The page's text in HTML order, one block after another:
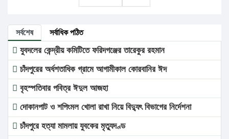
সর্বশেষ সর্বাধিক পঠিত
যুবদলের কেন্দ্রীয় কমিটিতে ফরিদগঞ্জের তারেকুর রহমান
চাঁদপুরের অর্ধশতাধিক গ্রামে আগামীকাল কোরবানির ঈদ
বৃহস্পতিবার পবিত্র ঈদুল আজহা
দোকানপাট ও শপিংমল খোলা রাখা নিয়ে বিদ্যুৎ বিভাগের নির্দেশনা
চাঁদপুরে হত্যা মামলায় যুবকের মৃত্যুদণ্ড